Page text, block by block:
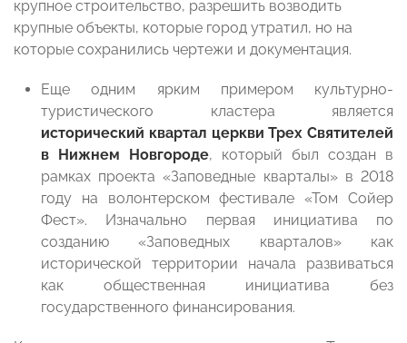
крупное строительство, разрешить возводить
крупные объекты, которые город утратил, но на
которые сохранились чертежи и документация.
Еще одним ярким примером культурно-
туристического кластера является
исторический квартал церкви Трех Святителей
в Нижнем Новгороде, который был создан в
рамках проекта «Заповедные кварталы» в 2018
году на волонтерском фестивале «Том Сойер
Фест». Изначально первая инициатива по
созданию «Заповедных кварталов» как
исторической территории начала развиваться
как общественная инициатива без
государственного финансирования.